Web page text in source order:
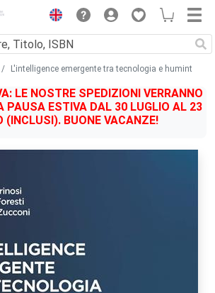
L'intelligence emergente tra tecnologia e humint
LE NOSTRE SPEDIZIONI VERRANNO
PAUSA ESTIVA DAL 30 LUGLIO AL 23
(INCLUSI). BUONE VACANZE!